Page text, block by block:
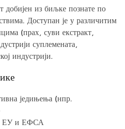
добијен из биљке познате по
Доступан је у различитим
(прах, суви екстракт,
суплемената,
индустрији.
једињења (нпр.
ЕУ и ЕФСА